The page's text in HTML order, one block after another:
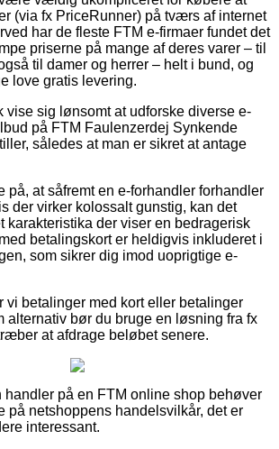
(via fx PriceRunner) på tværs af internet
har de fleste FTM e-firmaer fundet det
priserne på mange af deres varer – til
til damer og herrer – helt i bund, og
love gratis levering.
vise sig lønsomt at udforske diverse e-
på FTM Faulenzerdej Synkende
således at man er sikret at antage
på, at såfremt en e-forhandler forhandler
der virker kolossalt gunstig, kan det
karakteristika der viser en bedragerisk
betalingskort er heldigvis inkluderet i
som sikrer dig imod uoprigtige e-
vi betalinger med kort eller betalinger
alternativ bør du bruge en løsning fra fx
at afdrage beløbet senere.
handler på en FTM online shop behøver
på netshoppens handelsvilkår, det er
interessant.